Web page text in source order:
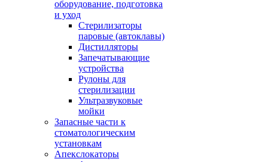
оборудование, подготовка
и уход
Стерилизаторы
паровые (автоклавы)
Дистилляторы
Запечатывающие
устройства
Рулоны для
стерилизации
Ультразвуковые
мойки
Запасные части к
стоматологическим
установкам
Апекслокаторы